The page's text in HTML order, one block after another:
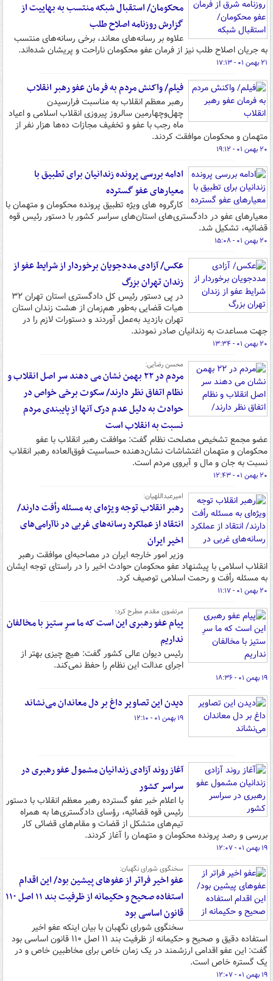
محکومان/ استقبال شبکه منتسب به بهاییت از
گزارش روزنامه اصلاح طلب
علاوه بر رسانه‌های معاند، برخی رسانه‌های منتسب
به جریان اصلاح طلب نیز از فرمان عفو محکومان ناراحت و پریشان شده‌اند.
۲۱ بهمن ۰۱ - ۱۷:۱۳
فیلم/ واکنش مردم به فرمان عفو رهبر انقلاب
رهبر معظم انقلاب به مناسبت فرارسیدن
چهل‌وچهارمین سالروز پیروزی انقلاب اسلامی و اعیاد
ماه رجب با عفو و تخفیف مجازات ده‌ها هزار نفر از
متهمان و محکومان موافقت کردند.
۲۰ بهمن ۰۱ - ۱۹:۱۲
ادامه بررسی پرونده زندانیان برای تطبیق با
معیارهای عفو گسترده
کارگروه های ویژه تطبیق پرونده محکومان و متهمان با
معیارهای عفو در دادگستری‌های استان‌های سراسر کشور با دستور رئیس قوه
قضائیه، تشکیل شد.
۲۰ بهمن ۰۱ - ۱۵:۰۸
عکس/ آزادی مددجویان برخوردار از شرایط عفو از
زندان تهران بزرگ
در پی دستور رئیس کل دادگستری استان تهران ۳۲
هیات قضایی به‌طور هم‌زمان از هشت زندان استان
تهران بازدید به‌عمل آوردند و دستورات لازم را در
جهت مساعدت به زندانیان صادر نمودند.
۲۰ بهمن ۰۱ - ۱۳:۳۴
محسن رضایی:
مردم در ۲۲ بهمن نشان می دهند سر اصل انقلاب و
نظام اتفاق نظر دارند/ سکوت برخی خواص در
حوادث به دلیل عدم درک آنها از پایبندی مردم
نسبت به انقلاب است
عضو مجمع تشخیص مصلحت نظام گفت: موافقت رهبر انقلاب با عفو
محکومان و متهمان اغتشاشات نشان‌دهنده حساسیت فوق‌العاده رهبر انقلاب
نسبت به جان و مال و آبروی مردم است.
۲۰ بهمن ۰۱ - ۱۲:۴۳
امیرعبداللهیان:
رهبر انقلاب توجه ویژه‌ای به مسئله رأفت دارند/
انتقاد از عملکرد رسانه‌های غربی در ناآرامی‌های
اخیر ایران
وزیر امور خارجه ایران در مصاحبه‌ای موافقت رهبر
انقلاب اسلامی با پیشنهاد عفو محکومان حوادث اخیر را در راستای توجه ایشان
به مسئله رأفت و رحمت اسلامی توصیف کرد.
۲۰ بهمن ۰۱ - ۱۱:۱۷
مرتضوی مقدم مطرح کرد؛
پیام عفو رهبری این است که ما سرِ ستیز با مخالفان
نداریم
رئیس دیوان عالی کشور گفت: هیچ چیزی بهتر از
اجرای عدالت این نظام را حفظ نمی‌کند.
۱۹ بهمن ۰۱ - ۱۸:۳۶
دیدن این تصاویر داغ بر دل معاندان می‌نشاند
۱۹ بهمن ۰۱ - ۱۲:۱۰
آغاز روند آزادی زندانیان مشمول عفو رهبری در
سراسر کشور
با اعلام خبر عفو گسترده رهبر معظم انقلاب با دستور
رئیس قوه قضائیه، رؤسای دادگستری‌ها به همراه
تیم‌های متشکل از قضات و مقام‌های قضائی کار
بررسی و رصد پرونده محکومان و متهمان را آغاز کردند.
۱۹ بهمن ۰۱ - ۱۲:۰۷
سخنگوی شورای نگهبان:
عفو اخیر فراتر از عفوهای پیشین بود/ این اقدام
استفاده صحیح و حکیمانه از ظرفیت بند ۱۱ اصل ۱۱۰
قانون اساسی بود
سخنگوی شورای نگهبان با بیان اینکه عفو اخیر
استفاده دقیق و صحیح و حکیمانه از ظرفیت بند ۱۱ اصل ۱۱۰ قانون اساسی بود
گفت: این عفو اقدامی ارزشمند در یک زمان خاص برای مخاطبین خاص و در
یک گستره خاص است.
۱۹ بهمن ۰۱ - ۱۲:۰۷